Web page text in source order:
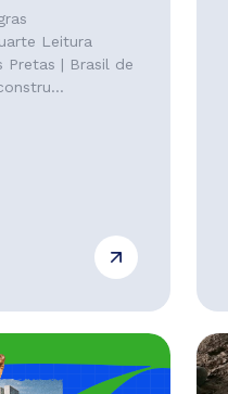
Leitura
Pretas | Brasil de